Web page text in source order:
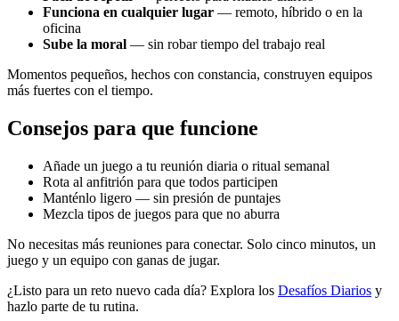
Funciona en cualquier lugar — remoto, híbrido o en la
oficina
Sube la moral — sin robar tiempo del trabajo real
Momentos pequeños, hechos con constancia, construyen equipos
más fuertes con el tiempo.
Consejos para que funcione
Añade un juego a tu reunión diaria o ritual semanal
Rota al anfitrión para que todos participen
Manténlo ligero — sin presión de puntajes
Mezcla tipos de juegos para que no aburra
No necesitas más reuniones para conectar. Solo cinco minutos, un
juego y un equipo con ganas de jugar.
¿Listo para un reto nuevo cada día? Explora los Desafíos Diarios y
hazlo parte de tu rutina.